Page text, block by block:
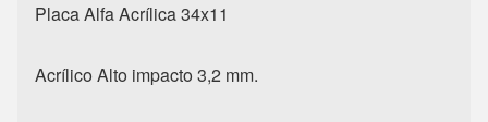
Placa Alfa Acrílica 34x11
Acrílico Alto impacto 3,2 mm.